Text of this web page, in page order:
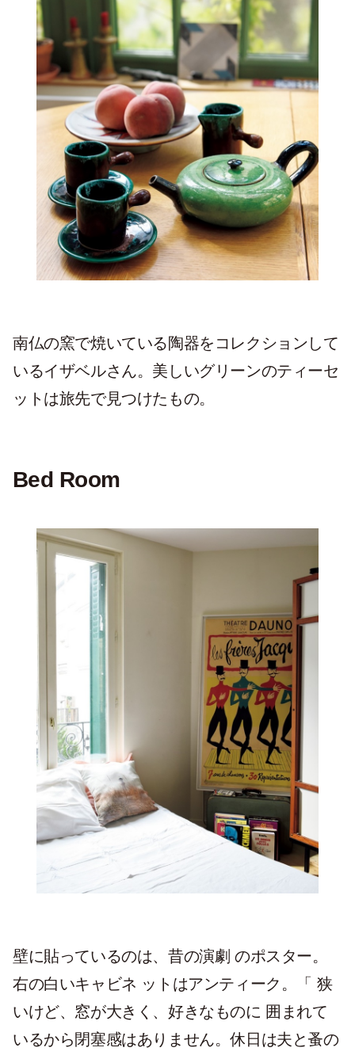
南仏の窯で焼いている陶器をコレクションして
いるイザベルさん。美しいグリーンのティーセ
ットは旅先で見つけたもの。
Bed Room
壁に貼っているのは、昔の演劇 のポスター。
右の白いキャビネ ットはアンティーク。「 狭
いけど、窓が大きく、好きなものに 囲まれて
いるから閉塞感はありません。休日は夫と蚤の